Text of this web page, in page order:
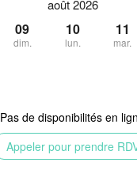
août 2026
09
dim.
10
lun.
11
mar.
Pas de disponibilités en
Appeler pour prendre